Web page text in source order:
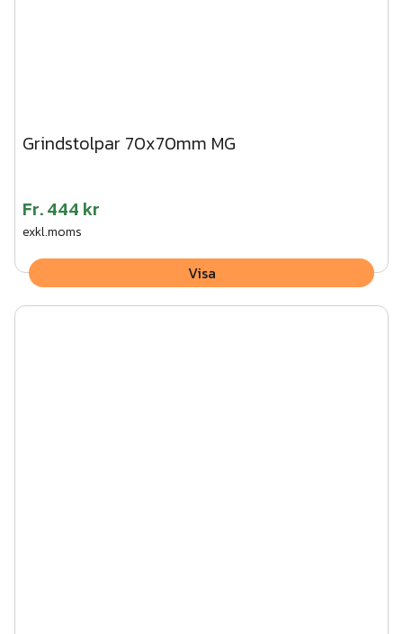
Grindstolpar 70x70mm MG
Fr.444 kr
exkl.moms
Visa